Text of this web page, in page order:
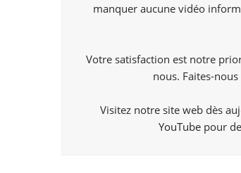
manquer aucune vidéo
Votre satisfaction est notre
nous. Faites-
Visitez notre site web dès
YouTubepour